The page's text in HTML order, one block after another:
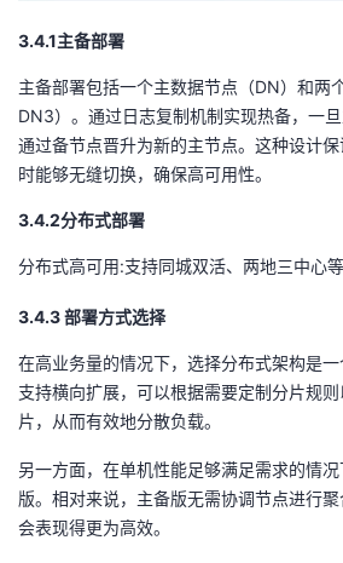
3.4.1主备部署
主备部署包括一个主数据节点（DN）和两
DN3）。通过日志复制机制实现热备，一
通过备节点晋升为新的主节点。这种设计
时能够无缝切换，确保高可用性。
3.4.2分布式部署
分布式高可用:支持同城双活、两地三中心等
3.4.3部署方式选择
在高业务量的情况下，选择分布式架构是
支持横向扩展，可以根据需要定制分片规
片，从而有效地分散负载。
另一方面，在单机性能足够满足需求的情
版。相对来说，主备版无需协调节点进行
会表现得更为高效。